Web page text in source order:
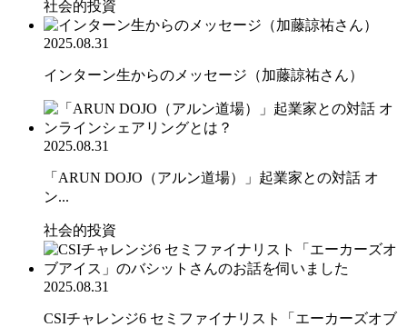
社会的投資
2025.08.31
インターン生からのメッセージ（加藤諒祐さん）
2025.08.31
「ARUN DOJO（アルン道場）」起業家との対話 オ
ン...
社会的投資
2025.08.31
CSIチャレンジ6 セミファイナリスト「エーカーズオブ